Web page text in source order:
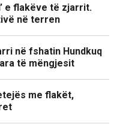
e flakëve të zjarrit.
në terren
në fshatin Hundkuq
të mëngjesit
me flakët,